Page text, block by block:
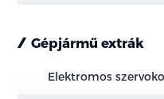
Gépjármű extrák
Elektromos